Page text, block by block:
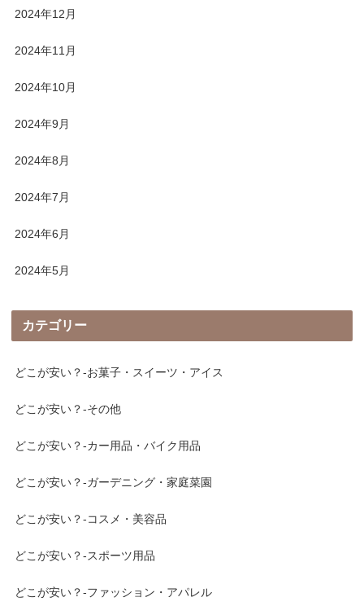
2024年12月
2024年11月
2024年10月
2024年9月
2024年8月
2024年7月
2024年6月
2024年5月
カテゴリー
どこが安い？-お菓子・スイーツ・アイス
どこが安い？-その他
どこが安い？-カー用品・バイク用品
どこが安い？-ガーデニング・家庭菜園
どこが安い？-コスメ・美容品
どこが安い？-スポーツ用品
どこが安い？-ファッション・アパレル